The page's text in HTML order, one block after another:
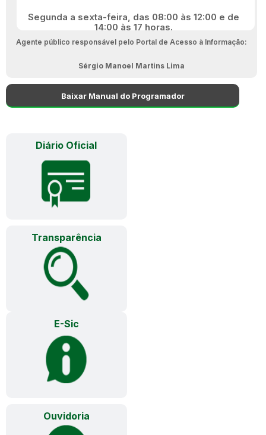
Segunda a sexta-feira, das 08:00 às 12:00 e de
14:00 às 17 horas.
Agente público responsável pelo Portal de Acesso à Informação:
Sérgio Manoel Martins Lima
Baixar Manual do Programador
Diário Oficial
Transparência
E-Sic
Ouvidoria